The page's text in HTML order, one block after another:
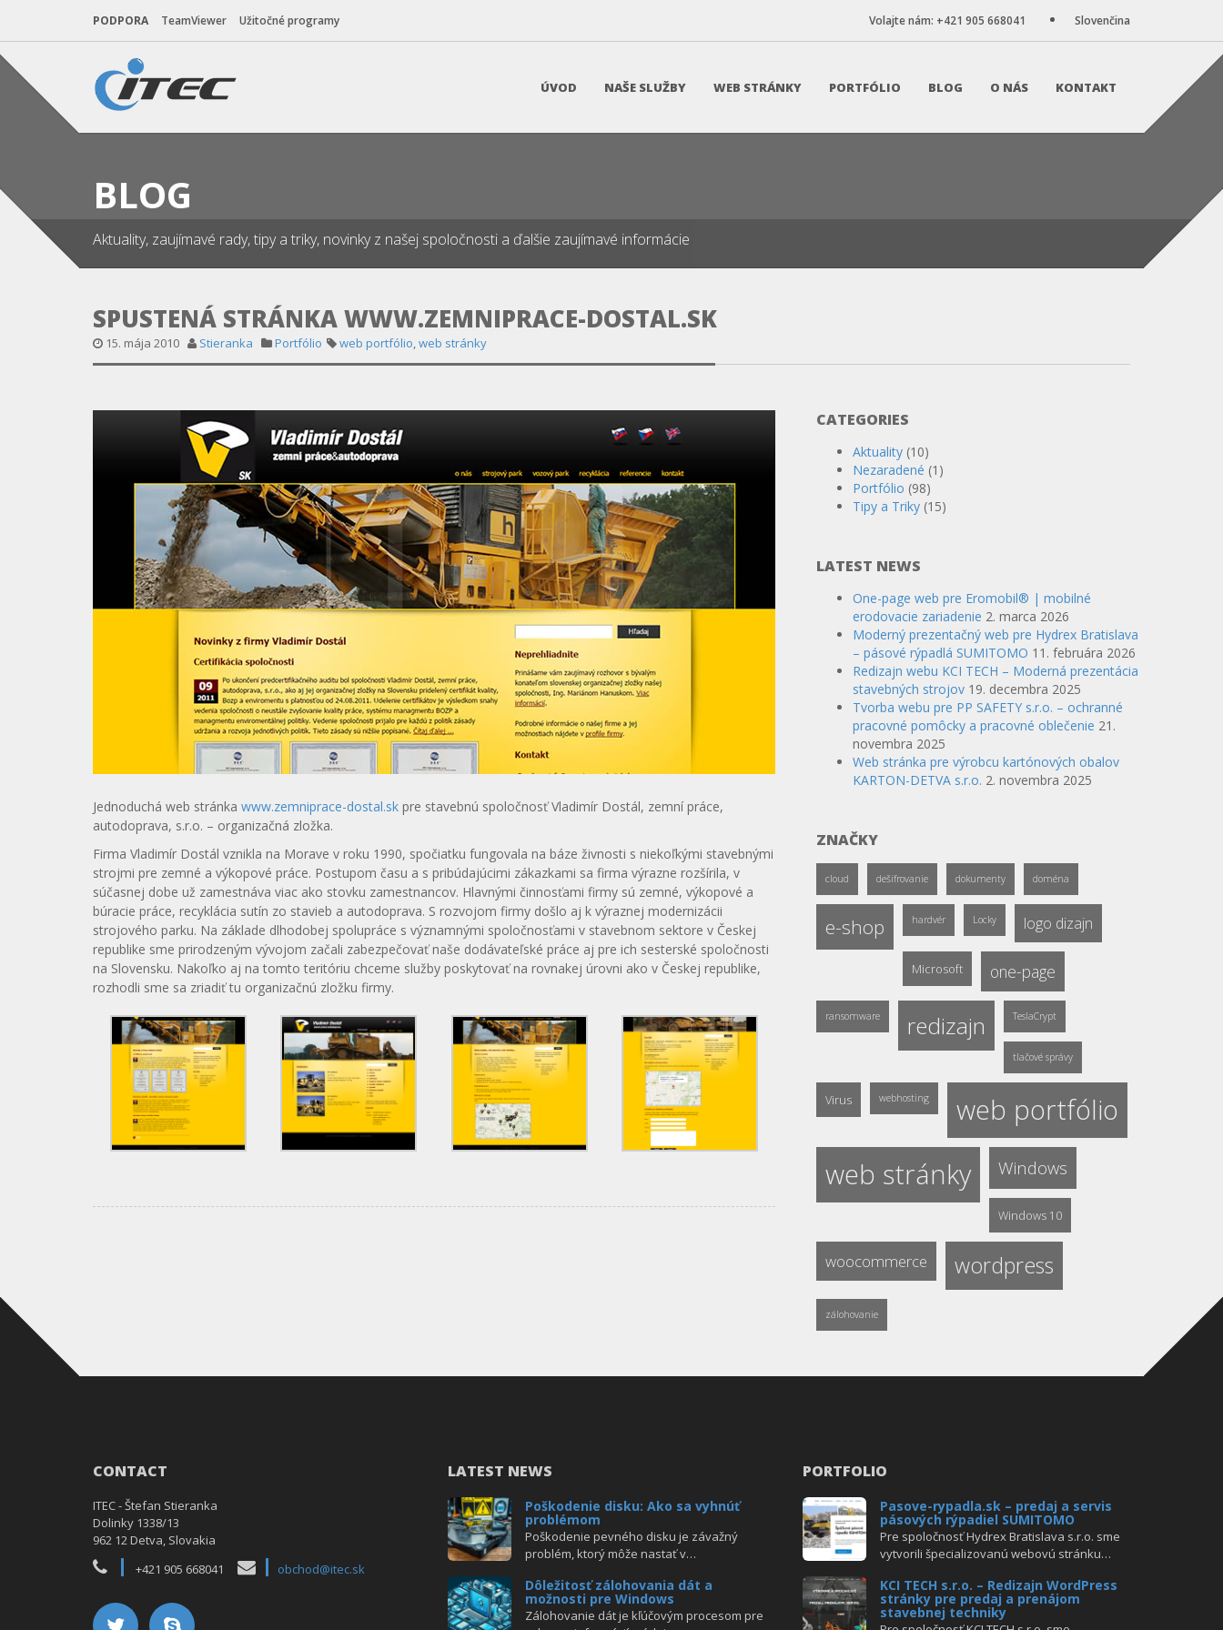
PODPORA TeamViewer Užitočné programy Volajte nám: +421 905 668041 Slovenčina
ÚVOD NAŠE SLUŽBY WEB STRÁNKY PORTFÓLIO BLOG O NÁS KONTAKT
BLOG
Aktuality, zaujímavé rady, tipy a triky, novinky z našej spoločnosti a ďalšie zaujímavé informácie
SPUSTENÁ STRÁNKA WWW.ZEMNIPRACE-DOSTAL.SK
15. mája 2010 Stieranka Portfólio web portfólio,web stránky
Jednoduchá web stránka www.zemniprace-dostal.sk pre stavebnú spoločnosť Vladimír Dostál, zemní práce,
autodoprava, s.r.o. – organizačná zložka.
Firma Vladimír Dostál vznikla na Morave v roku 1990, spočiatku fungovala na báze živnosti s niekoľkými stavebnými
strojmi pre zemné a výkopové práce. Postupom času a s pribúdajúcimi zákazkami sa firma výrazne rozšírila, v
súčasnej dobe už zamestnáva viac ako stovku zamestnancov. Hlavnými činnosťami firmy sú zemné, výkopové a
búracie práce, recyklácia sutín zo stavieb a autodoprava. S rozvojom firmy došlo aj k výraznej modernizácii
strojového parku. Na základe dlhodobej spolupráce s významnými spoločnosťami v stavebnom sektore v Českej
republike sme prirodzeným vývojom začali zabezpečovať naše dodávateľské práce aj pre ich sesterské spoločnosti
na Slovensku. Nakoľko aj na tomto teritóriu chceme služby poskytovať na rovnakej úrovni ako v Českej republike,
rozhodli sme sa zriadiť tu organizačnú zložku firmy.
CATEGORIES
Aktuality (10)
Nezaradené (1)
Portfólio (98)
Tipy a Triky (15)
LATEST NEWS
One-page web pre Eromobil® | mobilné
erodovacie zariadenie 2. marca 2026
Moderný prezentačný web pre Hydrex Bratislava
– pásové rýpadlá SUMITOMO 11. februára 2026
Redizajn webu KCI TECH – Moderná prezentácia
stavebných strojov 19. decembra 2025
Tvorba webu pre PP SAFETY s.r.o. – ochranné
pracovné pomôcky a pracovné oblečenie 21.
novembra 2025
Web stránka pre výrobcu kartónových obalov
KARTON-DETVA s.r.o. 2. novembra 2025
ZNAČKY
cloud dešifrovanie dokumenty doména
e-shop hardvér Locky logo dizajn
Microsoft one-page
ransomware redizajn TeslaCrypt
tlačové správy
Virus webhosting
web portfólio
web stránky
Windows
Windows 10
woocommerce wordpress
zálohovanie
CONTACT
ITEC - Štefan Stieranka
Dolinky 1338/13
962 12 Detva, Slovakia
+421 905 668041
obchod@itec.sk
LATEST NEWS
Poškodenie disku: Ako sa vyhnúť
problémom
Poškodenie pevného disku je závažný
problém, ktorý môže nastať v…
Dôležitosť zálohovania dát a
možnosti pre Windows
Zálohovanie dát je kľúčovým procesom pre
PORTFOLIO
Pasove-rypadla.sk – predaj a servis
pásových rýpadiel SUMITOMO
Pre spoločnosť Hydrex Bratislava s.r.o. sme
vytvorili špecializovanú webovú stránku…
KCI TECH s.r.o. – Redizajn WordPress
stránky pre predaj a prenájom
stavebnej techniky